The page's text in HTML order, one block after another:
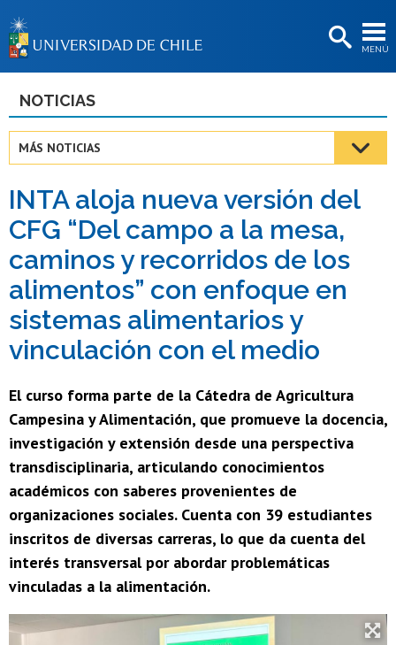
MENÚ
BIBLIOTECAS
Estudiantes
Académicas/os
Funcionarias/os
Egresadas/os
NOTICIAS
MÁS NOTICIAS
INTA aloja nueva versión del
CFG “Del campo a la mesa,
caminos y recorridos de los
alimentos” con enfoque en
sistemas alimentarios y
vinculación con el medio
El curso forma parte de la Cátedra de Agricultura
Campesina y Alimentación, que promueve la docencia,
investigación y extensión desde una perspectiva
transdisciplinaria, articulando conocimientos
académicos con saberes provenientes de
organizaciones sociales. Cuenta con 39 estudiantes
inscritos de diversas carreras, lo que da cuenta del
interés transversal por abordar problemáticas
vinculadas a la alimentación.